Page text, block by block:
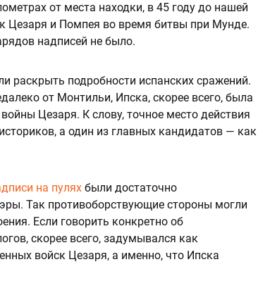
от места находки, в 45 году до нашей
Цезаря и Помпея во время битвы при Мунде.
надписей не было.
раскрыть подробности испанских сражений.
от Монтильи, Ипска, скорее всего, была
Цезаря. К слову, точное место действия
а один из главных кандидатов — как
на пулях были достаточно
Так противоборствующие стороны могли
Если говорить конкретно об
скорее всего, задумывался как
войск Цезаря, а именно, что Ипска